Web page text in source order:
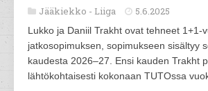
Jääkiekko - Liiga 5.6.2025
Lukko ja Daniil Trakht ovat tehneet 1+1-
jatkosopimuksen, sopimukseen sisältyy
kaudesta 2026–27. Ensi kauden Trakht
lähtökohtaisesti kokonaan TUTOssa